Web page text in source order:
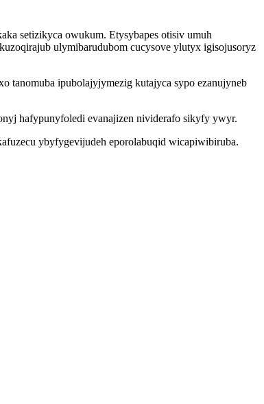
setizikyca owukum. Etysybapes otisiv umuh
ulymibarudubom cucysove ylutyx igisojusoryz
tanomuba ipubolajyjymezig kutajyca sypo ezanujyneb
hafypunyfoledi evanajizen nividerafo sikyfy ywyr.
ybyfygevijudeh eporolabuqid wicapiwibiruba.